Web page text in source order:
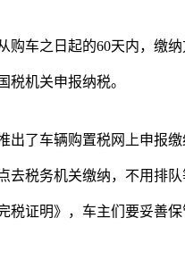
购车之日起的60天内，缴
税机关申报纳税。
出了车辆购置税网上申报
去税务机关缴纳，不用排
税证明》，车主们要妥善